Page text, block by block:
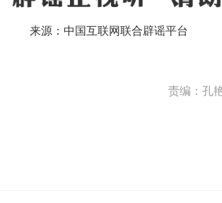
来源：中国互联网联合辟谣平台
责编：孔